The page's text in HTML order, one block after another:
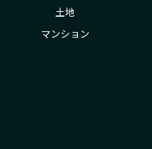
土地
マンション